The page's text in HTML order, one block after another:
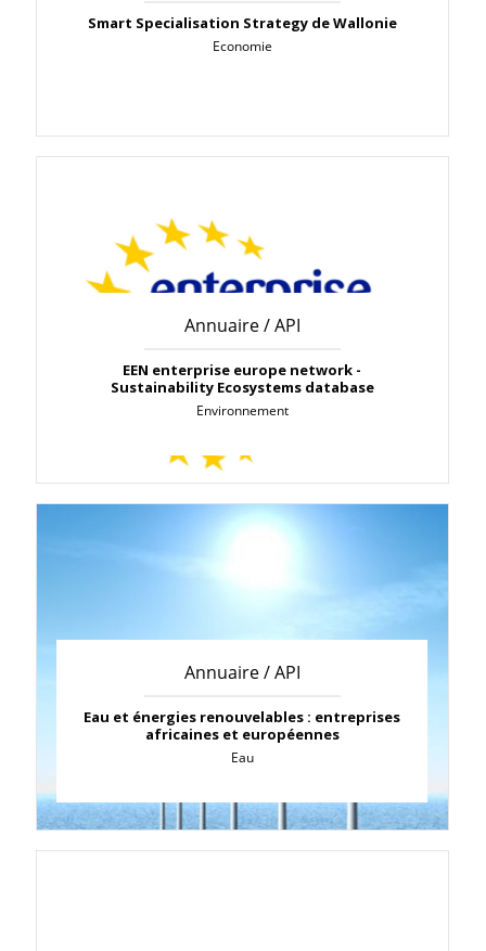
Smart Specialisation Strategy de Wallonie
Economie
Annuaire / API
EEN enterprise europe network -
Sustainability Ecosystems database
Environnement
Annuaire / API
Eau et énergies renouvelables : entreprises
africaines et européennes
Eau